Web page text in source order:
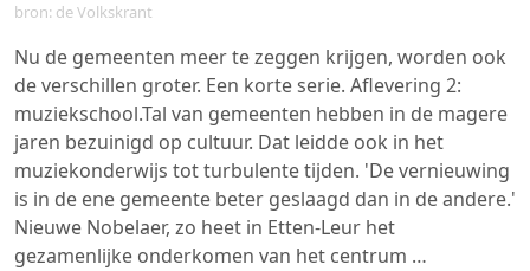
bron: de Volkskrant
Nu de gemeenten meer te zeggen krijgen, worden ook
de verschillen groter. Een korte serie. Aflevering 2:
muziekschool.Tal van gemeenten hebben in de magere
jaren bezuinigd op cultuur. Dat leidde ook in het
muziekonderwijs tot turbulente tijden. 'De vernieuwing
is in de ene gemeente beter geslaagd dan in de andere.'
Nieuwe Nobelaer, zo heet in Etten-Leur het
gezamenlijke onderkomen van het centrum …